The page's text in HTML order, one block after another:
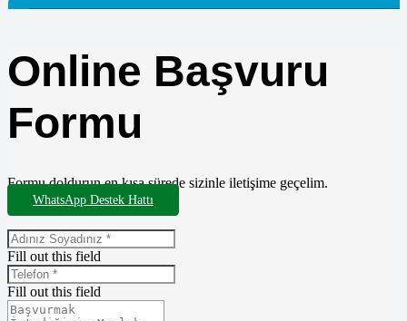
Online Başvuru
Formu
Formu doldurun en kısa sürede sizinle iletişime geçelim.
WhatsApp Destek Hattı
Fill out this field
Fill out this field